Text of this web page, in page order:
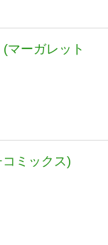
マーガレット
ミックス)